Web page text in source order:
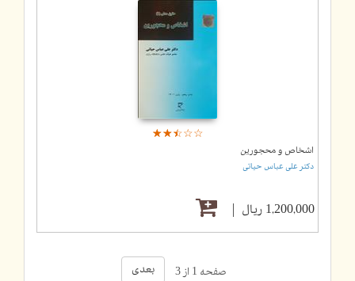
☆☆☆☆☆
★★★★★
اشخاص و محجورین
دکتر علی عباس حیاتی
1,200,000 ریال
صفحه 1 از 3 بعدی